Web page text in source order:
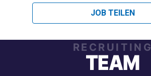
JOB TEILEN
RECRUITING
TEAM